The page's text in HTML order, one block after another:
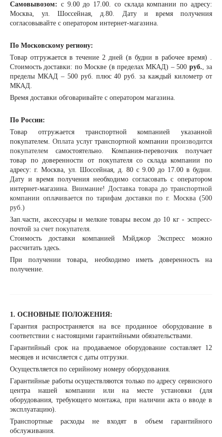
Самовывозом: с 9.00 до 17.00. со склада компании по адресу:
Москва, ул. Шоссейная, д.80. Дату и время получения
согласовывайте с оператором интернет-магазина.
По Московскому региону:
Товар отгружается в течение 2 дней (в будни в рабочее время) .
Стоимость доставки: по Москве (в пределах МКАД) – 500 руб., за
пределы МКАД – 500 руб. плюс 40 руб. за каждый километр от
МКАД.
Время доставки обговаривайте с оператором магазина.
По России:
Товар отгружается транспортной компанией указанной
покупателем. Оплатауслуг транспортной компаниипроизводится
покупателем самостоятельно. Компания-перевозчик получает
товар по доверенности от покупателя со склада компании по
адресу: г. Москва, ул. Шоссейная, д. 80 с 9.00 до 17.00 в будни.
Дату и время получения необходимо согласовать с оператором
интернет-магазина. Внимание! Доставка товара до транспортной
компании оплачивается по тарифам доставки по г. Москва (500
руб.)
Зап.части, аксессуары и мелкие товары весом до 10 кг - эспресс-
почтой за счет покупателя.
Стоимость доставки компанией Мэйджор Экспресс можно
рассчитать здесь.
При получении товара, необходимо иметь доверенность на
получение.
1. ОСНОВНЫЕ ПОЛОЖЕНИЯ:
Гарантия распространяется на все проданное оборудование в
соответствии с настоящими гарантийными обязательствами.
Гарантийный срок на продаваемое оборудование составляет 12
месяцев и исчисляется с даты отгрузки.
Осуществляется по серийному номеру оборудования.
Гарантийные работы осуществляются только по адресу сервисного
центра нашей компании или на месте установки (для
оборудования, требующего монтажа, при наличии акта о вводе в
эксплуатацию).
Транспортные расходы не входят в объем гарантийного
обслуживания.